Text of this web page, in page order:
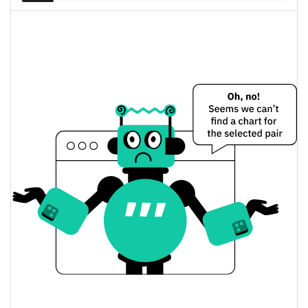
Dünkü Açılış / Kapanış $<0.000001 / $<0.000001
Dünkü Değişim 0.20%
Bitcoin Fiyat Geçmişi
7g Düşük/7g Yüksek $<0.000001 / $<0.000001
30g Düşük/30g Yüksek $<0.000001 / $<0.000001